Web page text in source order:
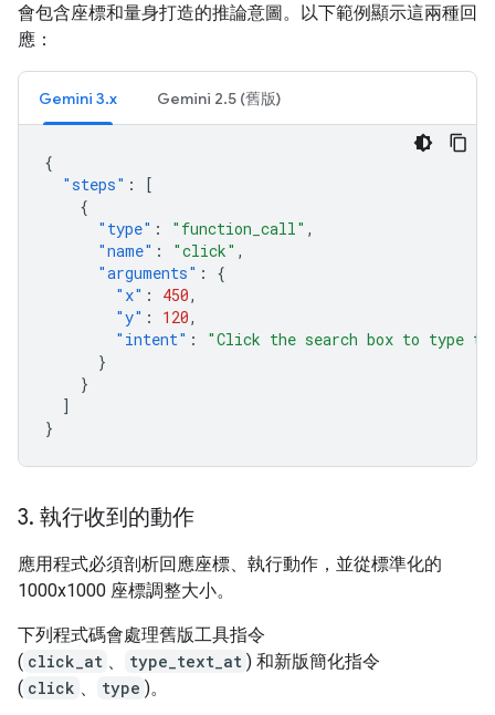
會包含座標和量身打造的推論意圖。以下範例顯示這兩種回
應：
Gemini 3.x Gemini 2.5 (舊版)
{
"steps" :
[
{
"type" : "function_call" ,
"name" : "click" ,
"arguments" :
{
"x" : 450,
"y" : 120,
"intent" :
"Click the search box to type
}
}
]
}
3. 執行收到的動作
應用程式必須剖析回應座標、執行動作，並從標準化的
1000x1000 座標調整大小。
下列程式碼會處理舊版工具指令
( click_at 、 type_text_at ) 和新版簡化指令
( click 、 type )。